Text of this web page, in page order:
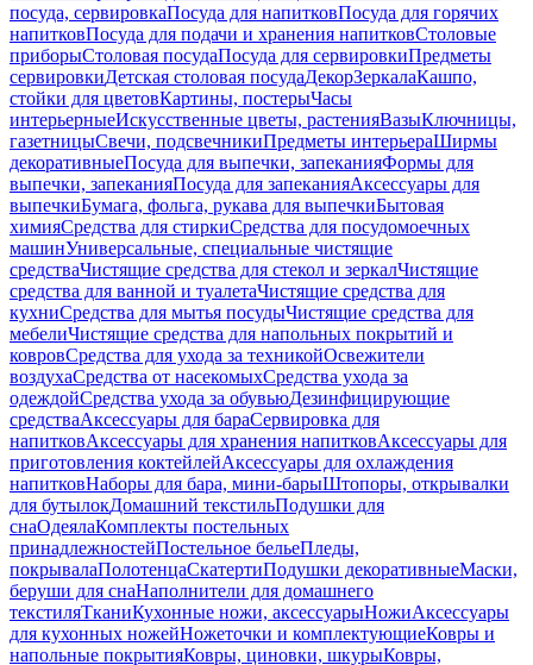
посуда, сервировкаПосуда для напитковПосуда для горячих
напитковПосуда для подачи и хранения напитковСтоловые
приборыСтоловая посудаПосуда для сервировкиПредметы
сервировкиДетская столовая посудаДекорЗеркалаКашпо,
стойки для цветовКартины, постерыЧасы
интерьерныеИскусственные цветы, растенияВазыКлючницы,
газетницыСвечи, подсвечникиПредметы интерьераШирмы
декоративныеПосуда для выпечки, запеканияФормы для
выпечки, запеканияПосуда для запеканияАксессуары для
выпечкиБумага, фольга, рукава для выпечкиБытовая
химияСредства для стиркиСредства для посудомоечных
машинУниверсальные, специальные чистящие
средстваЧистящие средства для стекол и зеркалЧистящие
средства для ванной и туалетаЧистящие средства для
кухниСредства для мытья посудыЧистящие средства для
мебелиЧистящие средства для напольных покрытий и
ковровСредства для ухода за техникойОсвежители
воздухаСредства от насекомыхСредства ухода за
одеждойСредства ухода за обувьюДезинфицирующие
средстваАксессуары для бараСервировка для
напитковАксессуары для хранения напитковАксессуары для
приготовления коктейлейАксессуары для охлаждения
напитковНаборы для бара, мини-барыШтопоры, открывалки
для бутылокДомашний текстильПодушки для
снаОдеялаКомплекты постельных
принадлежностейПостельное бельеПледы,
покрывалаПолотенцаСкатертиПодушки декоративныеМаски,
беруши для снаНаполнители для домашнего
текстиляТканиКухонные ножи, аксессуарыНожиАксессуары
для кухонных ножейНожеточки и комплектующиеКовры и
напольные покрытияКовры, циновки, шкурыКовры,